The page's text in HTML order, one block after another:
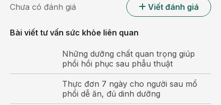
Chưa có đánh giá Viết đánh giá
Bài viết tư vấn sức khỏe liên quan
Những dưỡng chất quan trọng giúp
phổi hồi phục sau phẫu thuật
Thực đơn 7 ngày cho người sau mổ
phổi dễ ăn, đủ dinh dưỡng